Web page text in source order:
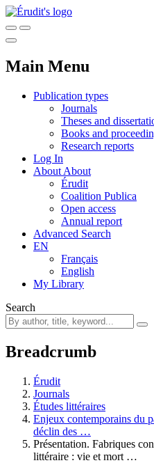
Main Menu
Publication types
Journals
Theses and
Books and
Research reports
Log In
About About
Érudit
Coalition Publica
Open access
Annual report
Advanced Search
EN
Français
English
My Library
Search
Breadcrumb
Érudit
Journals
Études littéraires
Enjeux contemporains du
déclin des …
Présentation. Fabriques
littéraire : vie et mort …